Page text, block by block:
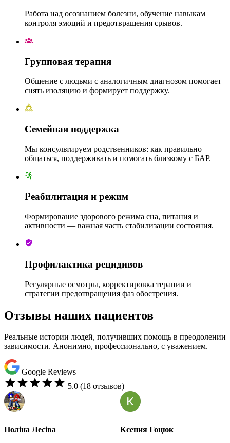
Работа над осознанием болезни, обучение навыкам
контроля эмоций и предотвращения срывов.
Групповая терапия
Общение с людьми с аналогичным диагнозом помогает
снять изоляцию и формирует поддержку.
Семейная поддержка
Мы консультируем родственников: как правильно
общаться, поддерживать и помогать близкому с БАР.
Реабилитация и режим
Формирование здорового режима сна, питания и
активности — важная часть стабилизации состояния.
Профилактика рецидивов
Регулярные осмотры, корректировка терапии и
стратегии предотвращения фаз обострения.
Отзывы наших пациентов
Реальные истории людей, получивших помощь в преодолении
зависимости. Анонимно, профессионально, с уважением.
Google Reviews
5.0 (18 отзывов)
Ксения Гоцюк Alla Lesiva